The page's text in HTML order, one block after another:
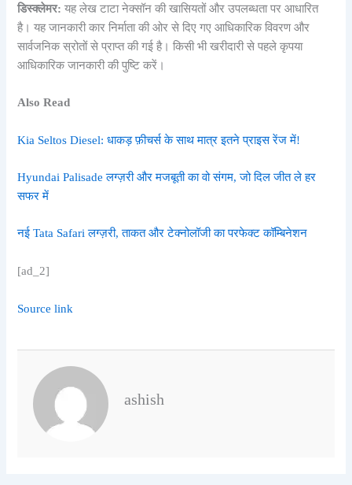
डिस्क्लेमर:यह लेख टाटा नेक्सॉन की खासियतों और उपलब्धता पर आधारित
है। यह जानकारी कार निर्माता की ओर से दिए गए आधिकारिक विवरण और
सार्वजनिक स्रोतों से प्राप्त की गई है। किसी भी खरीदारी से पहले कृपया
आधिकारिक जानकारी की पुष्टि करें।
Also Read
Kia Seltos Diesel: धाकड़ फ़ीचर्स के साथ मात्र इतने प्राइस रेंज में!
Hyundai Palisade लग्ज़री और मजबूती का वो संगम, जो दिल जीत ले हर
सफर में
नई Tata Safari लग्ज़री, ताकत और टेक्नोलॉजी का परफेक्ट कॉम्बिनेशन
[ad_2]
Source link
ashish